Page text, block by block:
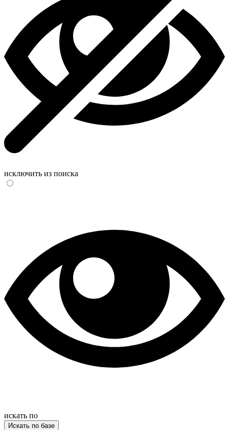
исключить из поиска
искать по